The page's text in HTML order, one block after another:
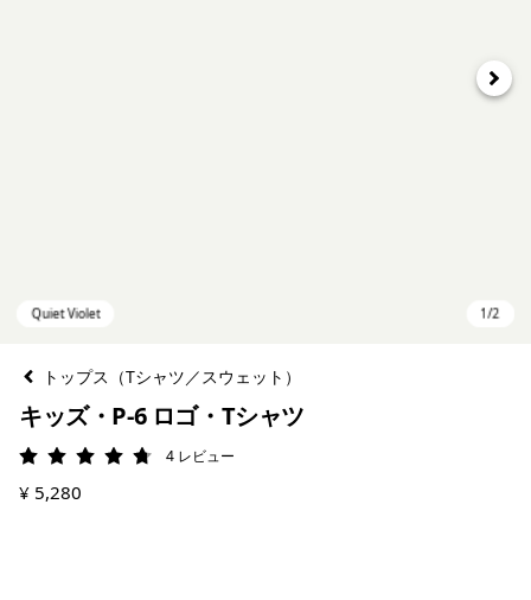
次へ
トップス（Tシャツ／スウェット）
キッズ・P-6 ロゴ・Tシャツ
評価: 4.8 / 5
4 レビュー
¥ 5,280